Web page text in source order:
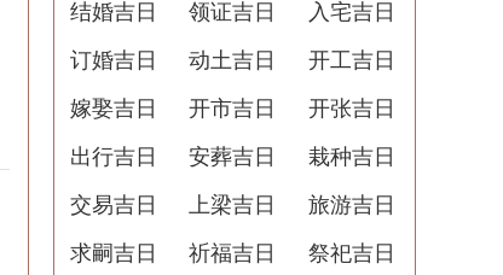
结婚吉日
领证吉日
入宅吉日
订婚吉日
动土吉日
开工吉日
嫁娶吉日
开市吉日
开张吉日
出行吉日
安葬吉日
栽种吉日
交易吉日
上梁吉日
旅游吉日
求嗣吉日
祈福吉日
祭祀吉日